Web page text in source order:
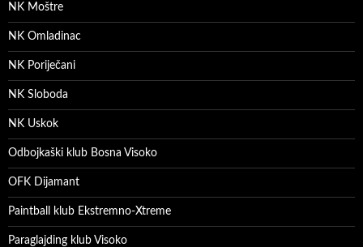
NK Moštre
NK Omladinac
NK Poriječani
NK Sloboda
NK Uskok
Odbojkaški klub Bosna Visoko
OFK Dijamant
Paintball klub Ekstremno-Xtreme
Paraglajding klub Visoko